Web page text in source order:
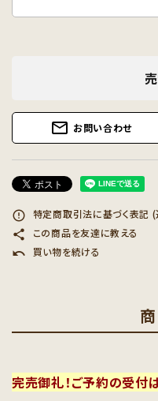
mail_outline お問い合わせ
error_outline 特定商取引法に基づく表記
share この商品を友達に教える
undo 買い物を続ける
完売御礼！ご予約の受付